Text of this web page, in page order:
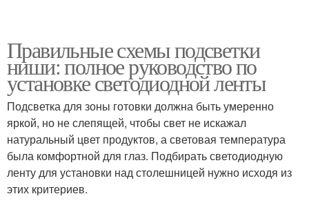
Правильные схемы подсветки
ниши: полное руководство по
установке светодиодной ленты
Подсветка для зоны готовки должна быть умеренно
яркой, но не слепящей, чтобы свет не искажал
натуральный цвет продуктов, а световая температура
была комфортной для глаз. Подбирать светодиодную
ленту для установки над столешницей нужно исходя из
этих критериев.